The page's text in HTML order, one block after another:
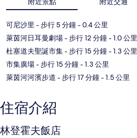
可尼沙里 - 步行 5 分鐘- 0.4 公里
萊茵河日耳曼劇場- 步行 12 分鐘- 1.0 公里
杜塞道夫聖誕市集- 步行 15 分鐘- 1.3 公里
市集廣場- 步行 15 分鐘- 1.3 公里
萊茵河河濱步道 - 步行 17 分鐘- 1.5 公里
住宿介紹
林登霍夫飯店